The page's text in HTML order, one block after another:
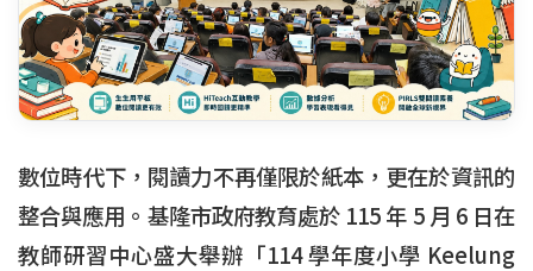
數位時代下，閱讀力不再僅限於紙本，更在於資訊的
整合與應用。基隆市政府教育處於 115 年 5 月 6 日在
教師研習中心盛大舉辦「114 學年度小學 Keelung